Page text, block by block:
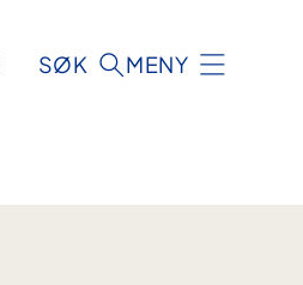
SØK MENY